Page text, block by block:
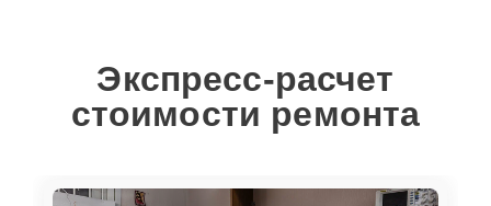
Экспресс-расчет
стоимости ремонта